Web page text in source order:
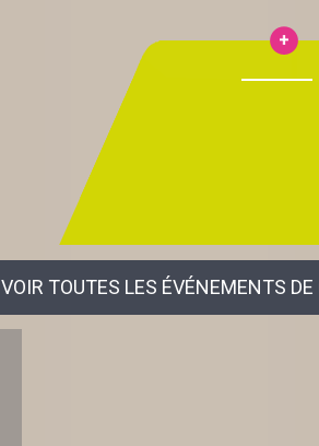
VOIR TOUTES LES ÉVÉNEMENTS DE